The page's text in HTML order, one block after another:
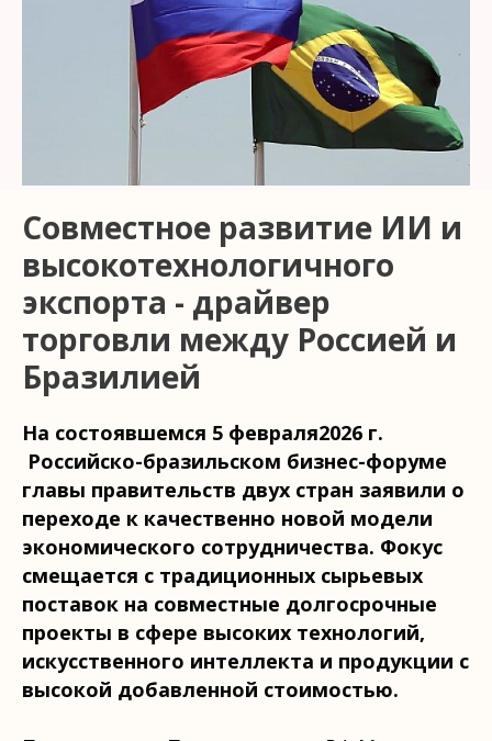
Совместное развитие ИИ и
высокотехнологичного
экспорта - драйвер
торговли между Россией и
Бразилией
На состоявшемся 5 февраля2026 г.
Российско-бразильском бизнес-форуме
главы правительств двух стран заявили о
переходе к качественно новой модели
экономического сотрудничества. Фокус
смещается с традиционных сырьевых
поставок на совместные долгосрочные
проекты в сфере высоких технологий,
искусственного интеллекта и продукции с
высокой добавленной стоимостью.